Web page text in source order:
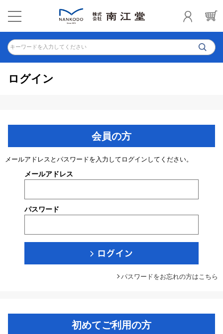
キーワードを入力してください
ログイン
会員の方
メールアドレスとパスワードを入力してログインしてください。
メールアドレス
パスワード
パスワードをお忘れの方はこちら
初めてご利用の方